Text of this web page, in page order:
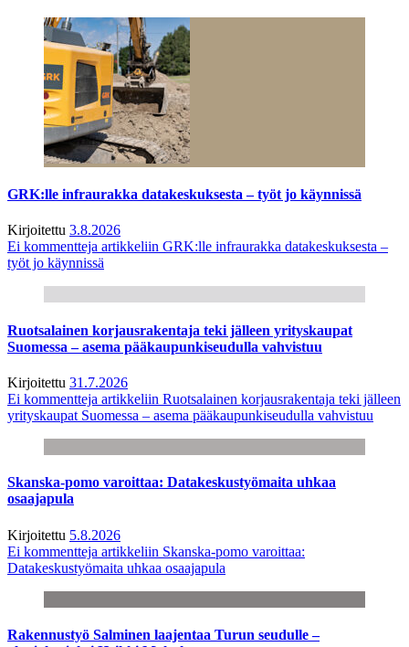
GRK:lle infraurakka datakeskuksesta – työt jo käynnissä
Kirjoitettu 3.8.2026
Ei kommentteja artikkeliin GRK:lle infraurakka datakeskuksesta –
työt jo käynnissä
Ruotsalainen korjausrakentaja teki jälleen yrityskaupat
Suomessa – asema pääkaupunkiseudulla vahvistuu
Kirjoitettu 31.7.2026
Ei kommentteja artikkeliin Ruotsalainen korjausrakentaja teki jälleen
yrityskaupat Suomessa – asema pääkaupunkiseudulla vahvistuu
Skanska-pomo varoittaa: Datakeskustyömaita uhkaa
osaajapula
Kirjoitettu 5.8.2026
Ei kommentteja artikkeliin Skanska-pomo varoittaa:
Datakeskustyömaita uhkaa osaajapula
Rakennustyö Salminen laajentaa Turun seudulle –